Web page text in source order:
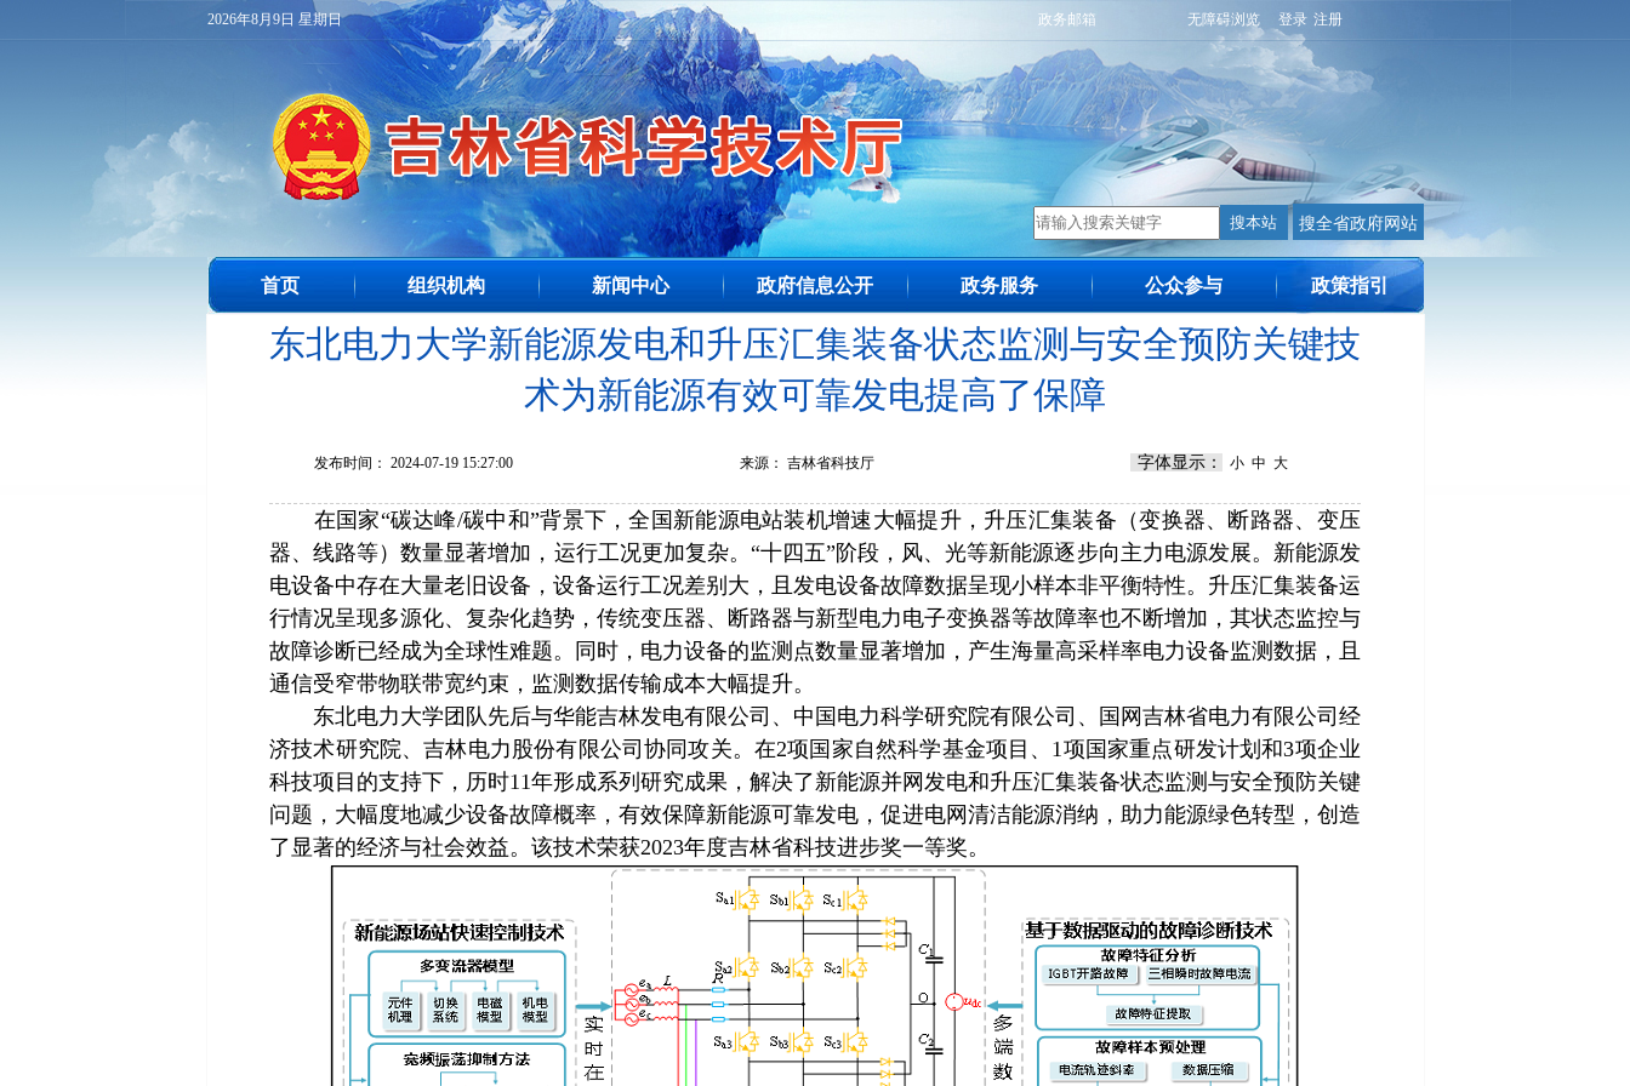
2026年8月9日 星期日 政务邮箱 无障碍浏览 登录 注册
首页 组织机构 新闻中心 政府信息公开 政务服务 公众参与 政策指引
东北电力大学新能源发电和升压汇集装备状态监测与安全预防关键技
术为新能源有效可靠发电提高了保障
发布时间： 2024-07-19 15:27:00 来源： 吉林省科技厅 字体显示： 小 中 大
在国家“碳达峰/碳中和”背景下，全国新能源电站装机增速大幅提升，升压汇集装备（变换器、断路器、变压
器、线路等）数量显著增加，运行工况更加复杂。“十四五”阶段，风、光等新能源逐步向主力电源发展。新能源发
电设备中存在大量老旧设备，设备运行工况差别大，且发电设备故障数据呈现小样本非平衡特性。升压汇集装备运
行情况呈现多源化、复杂化趋势，传统变压器、断路器与新型电力电子变换器等故障率也不断增加，其状态监控与
故障诊断已经成为全球性难题。同时，电力设备的监测点数量显著增加，产生海量高采样率电力设备监测数据，且
通信受窄带物联带宽约束，监测数据传输成本大幅提升。
东北电力大学团队先后与华能吉林发电有限公司、中国电力科学研究院有限公司、国网吉林省电力有限公司经
济技术研究院、吉林电力股份有限公司协同攻关。在2项国家自然科学基金项目、1项国家重点研发计划和3项企业
科技项目的支持下，历时11年形成系列研究成果，解决了新能源并网发电和升压汇集装备状态监测与安全预防关键
问题，大幅度地减少设备故障概率，有效保障新能源可靠发电，促进电网清洁能源消纳，助力能源绿色转型，创造
了显著的经济与社会效益。该技术荣获2023年度吉林省科技进步奖一等奖。